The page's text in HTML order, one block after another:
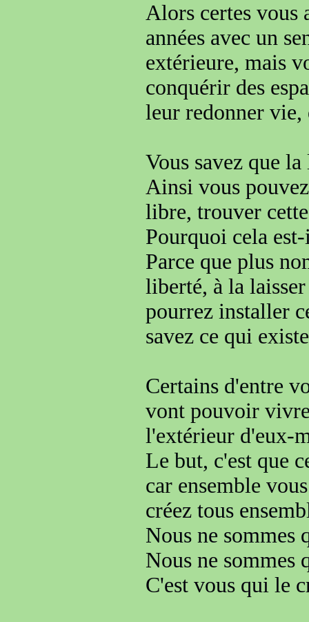
Alors certes vous
années avec un
extérieure, mais
conquérir des
leur redonner vie,
Vous savez que
Ainsi vous
libre, trouver
Pourquoi cela
Parce que plus
liberté, à la
pourrez installer
savez ce qui
Certains d'entre
vont pouvoir
l'extérieur d'eux-
Le but, c'est que
car ensemble
créez tous
Nous ne sommes
Nous ne sommes
C'est vous qui le